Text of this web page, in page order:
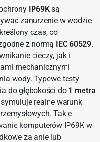
IP69K są
zanurzenie w wodzie
czas, co
z normą IEC 60529.
cieczy, jak i
mechanicznymi
wody. Typowe testy
do głębokości do 1 metra
symuluje realne warunki
Takie
komputerów IP69K w
zalanie lub